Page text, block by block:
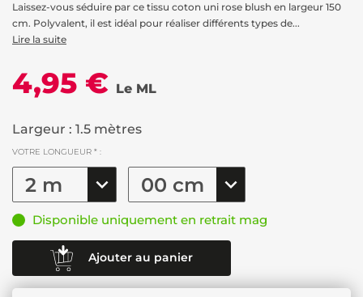
Laissez-vous séduire par ce tissu coton uni rose blush en largeur 150
cm. Polyvalent, il est idéal pour réaliser différents types de...
Lire la suite
4,95 € Le ML
Largeur : 1.5 mètres
VOTRE LONGUEUR * :
Disponible uniquement en retrait mag
Ajouter au panier